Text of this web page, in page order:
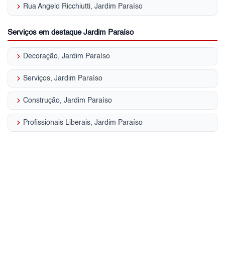
keyboard_arrow_right Rua Angelo Ricchiutti, Jardim Paraíso
Serviços em destaque Jardim Paraíso
keyboard_arrow_right Decoração, Jardim Paraíso
keyboard_arrow_right Serviços, Jardim Paraíso
keyboard_arrow_right Construção, Jardim Paraíso
keyboard_arrow_right Profissionais Liberais, Jardim Paraíso